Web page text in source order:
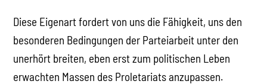
Diese Eigenart fordert von uns die Fähigkeit, uns den
besonderen Bedingungen der Parteiarbeit unter den
unerhört breiten, eben erst zum politischen Leben
erwachten Massen des Proletariats anzupassen.